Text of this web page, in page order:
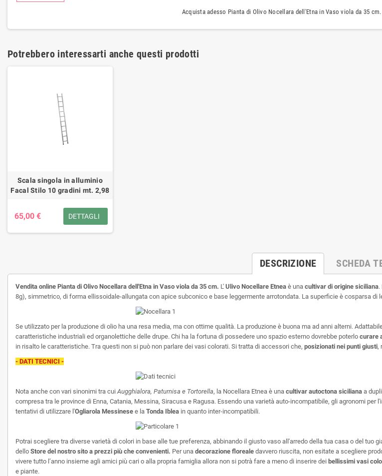
Acquista adesso Pianta di Olivo Nocellara dell'Etna in Vaso viola da 35
Potrebbero interessarti anche questi prodotti
Scala singola in alluminio
Facal Stilo 10 gradini mt. 2,98
65,00 € DETTAGLI
DESCRIZIONE SCHEDA
Vendita online Pianta di Olivo Nocellara dell'Etna in Vaso viola da 35 cm. L' Ulivo Nocellare Etnea è una cultivar di origine siciliana.
8g), simmetrico, di forma ellissoidale-allungata con apice subconico e base leggermente arrotondata. La superficie è cosparsa di
Se utilizzato per la produzione di olio ha una resa media, ma con ottime qualità. La produzione è buona ma ad anni alterni.
caratteristiche industriali ed organolettiche delle drupe. Chi ha la fortuna di possedere uno spazio esterno dovrebbe poterlo curare
in risalto le caratteristiche. Tra questi non si può non parlare dei vasi colorati. Si tratta di accessori che, posizionati nei punti giusti,
- DATI TECNICI -
Nota anche con vari sinonimi tra cuiAugghialora, Paturnisa e Tortorella, la Nocellara Etnea è una cultivar autoctona siciliana a
compresa tra le province di Enna, Catania, Messina, Siracusa e Ragusa. Essendo una varietà auto-incompatibile, gli agronomi per
tentativi di utilizzare l'Ogliarola Messinese e la Tonda Iblea in quanto inter-incompatibili.
Potrai scegliere tra diverse varietà di colori in base alle tue preferenza, abbinando il giusto vaso all'arredo della tua casa o del
dello Store del nostro sito a prezzi più che convenienti. Per una decorazione floreale davvero riuscita, non esitate a scegliere
vivere tutto l’anno insieme agli amici più cari o alla propria famiglia allora non si potrà fare a meno di inserire dei bellissimi vasi
e piante.